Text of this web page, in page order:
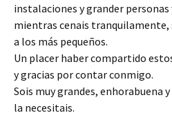
instalaciones y grander
mientras cenais tranquilamente,
a los más pequeños.
Un placer haber compartido
y gracias por contar conmigo.
Sois muy grandes, enhorabuena
la necesitais.